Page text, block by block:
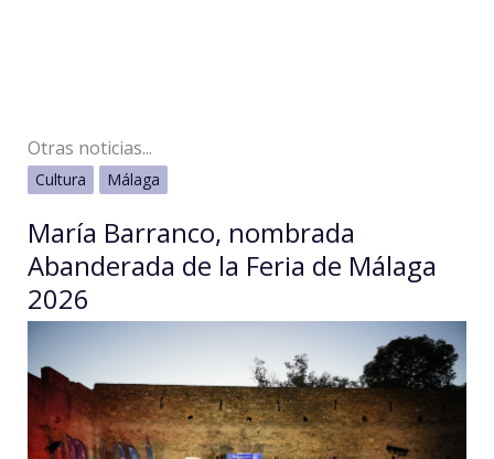
Otras noticias...
Cultura Málaga
María Barranco, nombrada
Abanderada de la Feria de Málaga
2026